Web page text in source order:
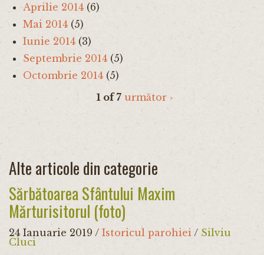
Aprilie 2014 (6)
Mai 2014 (5)
Iunie 2014 (3)
Septembrie 2014 (5)
Octombrie 2014 (5)
1 of 7 următor ›
Alte articole din categorie
Sărbătoarea Sfântului Maxim
Mărturisitorul (foto)
24 Ianuarie 2019 / Istoricul parohiei / Silviu
Cluci